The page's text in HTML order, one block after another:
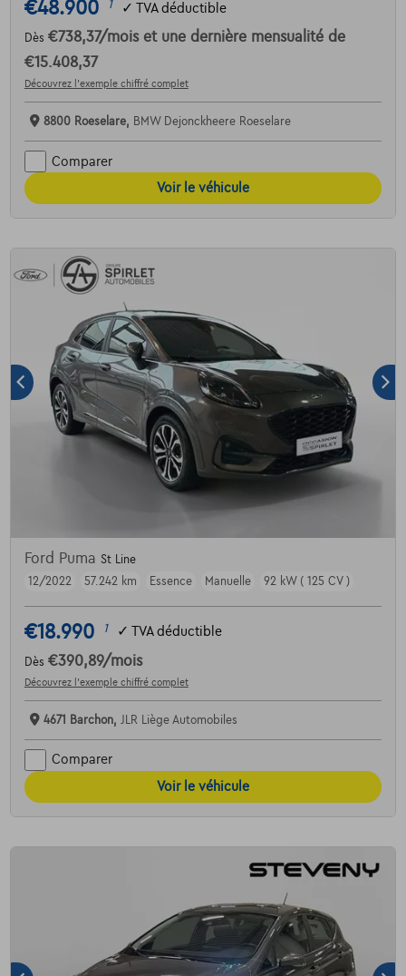
€48.900 1 ✓ TVA déductible
Dès €738,37/mois et une dernière mensualité de
€15.408,37
Découvrez l’exemple chiffré complet
8800 Roeselare, BMW Dejonckheere Roeselare
Comparer
Voir le véhicule
Ford Puma St Line
12/2022
57.242 km Essence Manuelle 92 kW ( 125 CV )
€18.990 1 ✓ TVA déductible
Dès €390,89/mois
Découvrez l’exemple chiffré complet
4671 Barchon, JLR Liège Automobiles
Comparer
Voir le véhicule